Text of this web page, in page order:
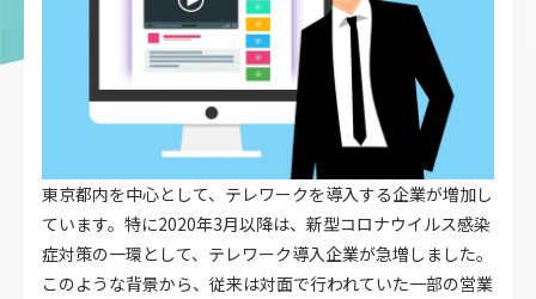
東京都内を中心として、テレワークを導入する企業が増加し
ています。特に2020年3月以降は、新型コロナウイルス感染
症対策の一環として、テレワーク導入企業が急増しました。
このような背景から、従来は対面で行われていた一部の営業